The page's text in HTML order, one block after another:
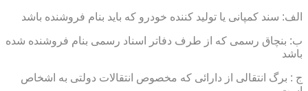
الف: سند کمپانی یا تولید کننده خودرو که باید بنام فروشنده باشد
ب: بنچاق رسمی که از طرف دفاتر اسناد رسمی بنام فروشنده شده
باشد
ج : برگ انتقالی از دارائی که مخصوص انتقالات دولتی به اشخاص